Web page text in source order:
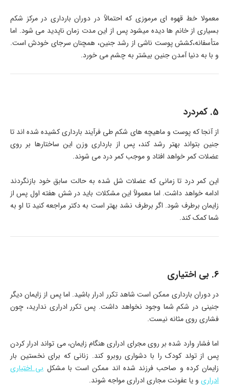
معمولا خط قهوه ای مرموزی که احتمالاً در دوران بارداری در مرکز شکم
بسیاری از خانم ها دیده میشود پس از این مدت زمان ناپدید می شود. اما
متأسفانه،کشش پوست ناشی از رشد جنین، همچنان سرجای خودش است.
و با به دنیا آمدن جنین بیشتر به چشم می خورد.
5. کمردرد
از آنجا که پوست و ماهیچه های شکم طی فرآیند بارداری کشیده شده اند تا
جنین بتواند بهتر رشد کند، پس از بارداری وزن این ساختارها بر روی
عضلات کمر خواهد افتاد و موجب کمر درد می شوند.
این کمر درد تا زمانی که عضلات شل شده به حالت سابق خود بازنگردند
ادامه خواهد داشت. اما معمولاً این مشکلات باید در شش هفته اول پس از
زایمان برطرف شود. اگر برطرف نشد بهتر است به دکتر مراجعه کنید تا او به
شما کمک کند.
6. بی اختیاری
در دوران بارداری ممکن است شاهد تکرر ادرار باشید. اما پس از زایمان دیگر
جنینی در شکم شما وجود نخواهد داشت. پس تکرر ادراری ندارید، چون
فشاری روی مثانه نیست.
اما فشار وارد شده بر روی مجرای ادراری هنگام زایمان، می تواند ادرار کردن
پس از تولد کودک را با دشواری روبرو کند. زنانی که برای نخستین بار
زایمان کرده و صاحب فرزند شده اند ممکن است با مشکلبی اختیاری
ادراری و یا عفونت مجاری ادراری مواجه شوند.